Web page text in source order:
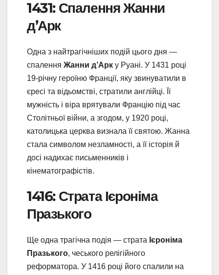
1431: Спалення Жанни
д’Арк
Одна з найтрагічніших подій цього дня —
спалення Жанни д’Арк у Руані. У 1431 році
19-річну героїню Франції, яку звинуватили в
єресі та відьомстві, стратили англійці. Її
мужність і віра врятували Францію під час
Столітньої війни, а згодом, у 1920 році,
католицька церква визнала її святою. Жанна
стала символом незламності, а її історія й
досі надихає письменників і
кінематографістів.
1416: Страта Ієроніма
Празького
Ще одна трагічна подія — страта Ієроніма
Празького, чеського релігійного
реформатора. У 1416 році його спалили на